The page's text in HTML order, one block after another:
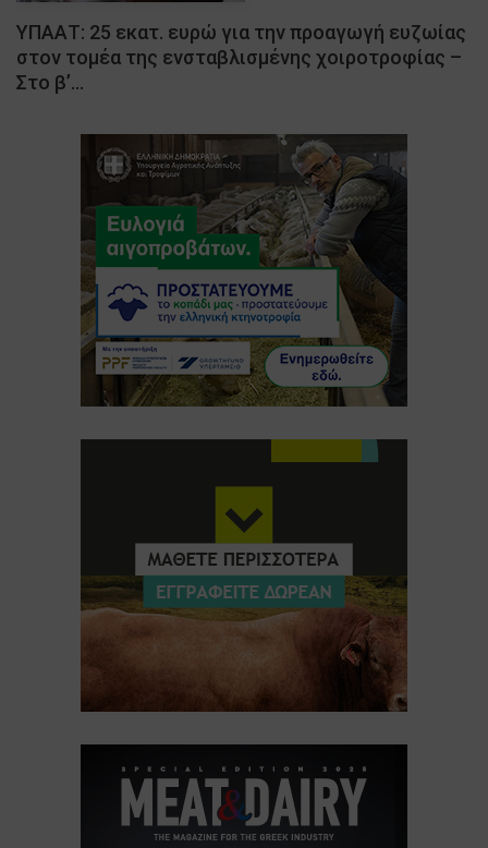
ΥΠΑΑΤ: 25 εκατ. ευρώ για την προαγωγή ευζωίας
στον τομέα της ενσταβλισμένης χοιροτροφίας –
Στο β’…